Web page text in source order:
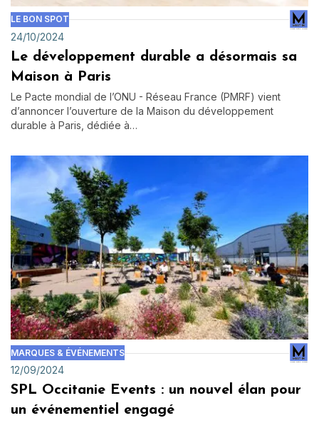
LE BON SPOT
24/10/2024
Le développement durable a désormais sa
Maison à Paris
Le Pacte mondial de l’ONU - Réseau France (PMRF) vient
d’annoncer l’ouverture de la Maison du développement
durable à Paris, dédiée à…
MARQUES & ÉVÉNEMENTS
12/09/2024
SPL Occitanie Events : un nouvel élan pour
un événementiel engagé